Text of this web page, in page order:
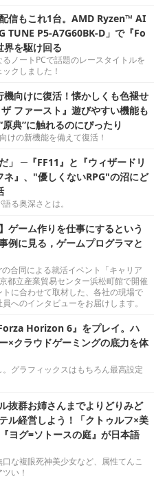
信もこれ1台。AMD Ryzen™ AI
TUNE P5-A7G60BK-D」で『Fo
を駆け回る
ノートPCで話題のレースタイトルを
クしました！
機向けに復活！懐かしくも色褪せ
ファースト』遊びやすい機能も
典”に触れるのにぴったり
けの新機能を備えて復活！
」 ─『FF11』と『ウィザードリ
ネ』、"優しくないRPG"の沼にど
る奥深さとは。
ゲーム作りを仕事にするという
例に見る，ゲームプログラマと
合同による就活イベント「キャリア
都立産業貿易センター浜松町館で開催
に合わせて取材した、各社の現場で
へのインタビューをお届けします。
Horizon 6』をプレイ。ハ
×クラウドゲーミングの底力を体
グラフィックスはもちろん最高設定
抜群お姉さんまでよりどりみど
ル経営しよう！「クトゥルフ×美
ヨグ=ソトースの庭』が日本語
な複眼死神美少女など、属性てんこ
い！